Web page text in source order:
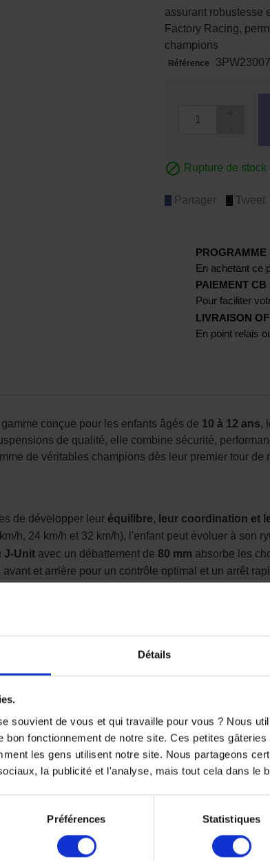
Détails
souvient de vous et qui travaille pour vous ? Nous
bon fonctionnement de notre site. Ces petites
les gens utilisent notre site. Nous partageons
la publicité et l'analyse, mais tout cela dans le
Préférences Statistiques
assurant robustesse
Factory Racing,
champions
Référence
 Rupture de stock
Partager Tweet
PROGRAMME
En achetant ce
PAIEMENT CB
Pour faciliter
LIVRAISON
En point relais
conçue pour les enfants âgés de 10 à 12 ans,
de qualité, elle combine sécurité,
de véritables champions dès leur premier tour de
de développer leur équilibre, leur coordination et
h, 24 km/h et 32 km/h), l'enfant peut évoluer à son
J-Unit avec un débattement de 80 mm absorbe les
avant et arrière pour un contrôle optimal et un arrêt
des motos KTM professionnelles, l'enfant se sent
sans émission, facile à entretenir et sans besoin
le niveau de l’enfant, avec un cadre solide et des
l'enfant dans sa progression avant de passer
de moto de transmettre leur amour du sport
initier les enfants à la moto dans un cadresécurisé,
VOUS AIMEREZ AUSSI